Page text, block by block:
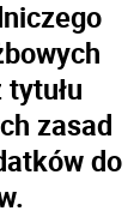
zasad
do